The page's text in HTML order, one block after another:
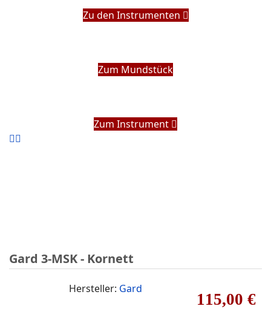
Zu den Instrumenten
Zum Mundstück
Zum Instrument
Gard 3-MSK - Kornett
115,00 €
Hersteller: Gard